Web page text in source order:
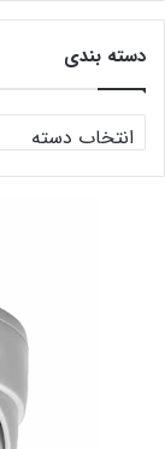
دسته بندی
دسته
بندی